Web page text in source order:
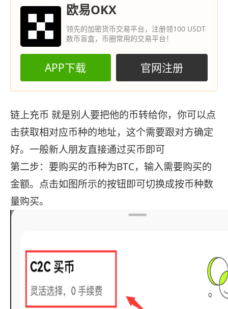
欧易OKX
领先的加密货币交易平台，注册领100 USDT
数币盲盒，币圈常用的交易平台！
APP下载 官网注册
链上充币 就是别人要把他的币转给你，你可以点
击获取相对应币种的地址，这个需要跟对方确定
好。一般新人朋友直接通过买币即可
第二步：要购买的币种为BTC，输入需要购买的
金额。点击如图所示的按钮即可切换成按币种数
量购买。